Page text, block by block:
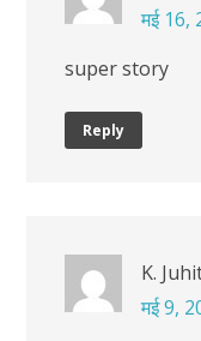
मई 16,
super story
Reply
K.
मई 9,